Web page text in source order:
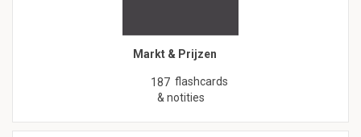
Markt & Prijzen
187 flashcards
& notities